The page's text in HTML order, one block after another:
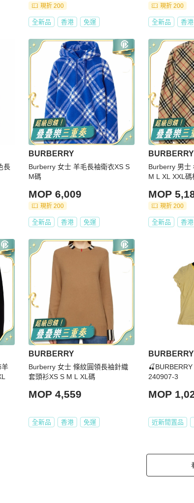
現折 200
全新品 香港 免運
現折 200
全新品 香港
長
BURBERRY
Burberry 女士 羊毛長袖衛衣XS S
M碼
MOP 6,009
現折 200
全新品 香港 免運
BURBERRY
Burberry 男士
M L XL XXL碼
MOP
現折 200
全新品 香港
羊
BURBERRY
Burberry 女士 條紋圓領長袖針織
套頭衫XS S M L XL碼
MOP 4,559
全新品 香港 免運
BURBERRY
240907-3
MOP
近新閒置品